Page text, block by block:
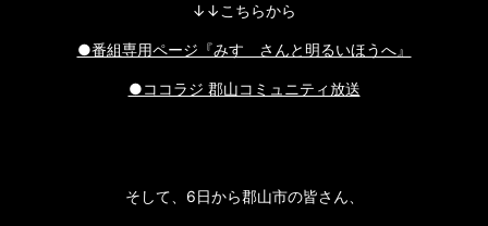
↓↓こちらから
●番組専用ページ『みすゞさんと明るいほうへ』
●ココラジ 郡山コミュニティ放送
そして、6日から郡山市の皆さん、